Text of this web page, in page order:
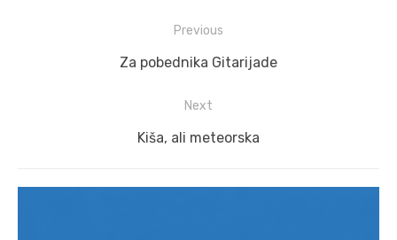
navigation
Previous
Previous
Za pobednika Gitarijade
Next
Next
Kiša, ali meteorska